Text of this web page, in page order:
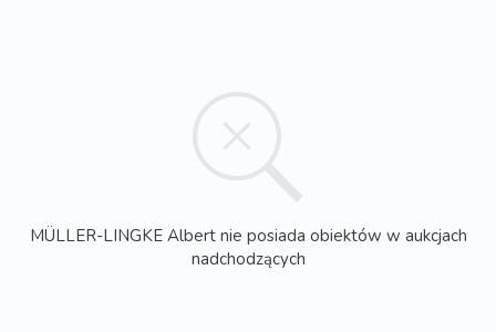
MÜLLER-LINGKE Albert nie posiada obiektów w aukcjach
nadchodzących